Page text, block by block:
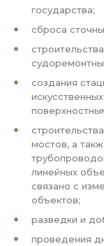
государства;
сброса
создания
мостов, а
линейных
связано с
объектов;
разведки и
проведения